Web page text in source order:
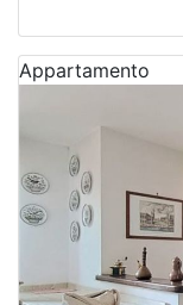
Appartamento